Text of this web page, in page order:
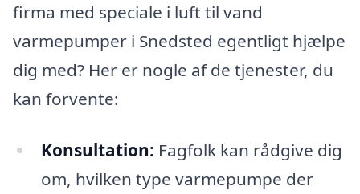
firma med speciale i luft til vand
varmepumper i Snedsted egentligt hjælpe
dig med? Her er nogle af de tjenester, du
kan forvente:
Konsultation: Fagfolk kan rådgive dig
om, hvilken type varmepumpe der